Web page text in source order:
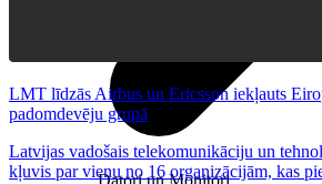
Datori un Monitori
LMT līdzās Airbus un Ericsson iekļauts
padomdevēju grupā
Latvijas vadošais telekomunikāciju un
kļuvis par vienu no 16 organizācijām, kas